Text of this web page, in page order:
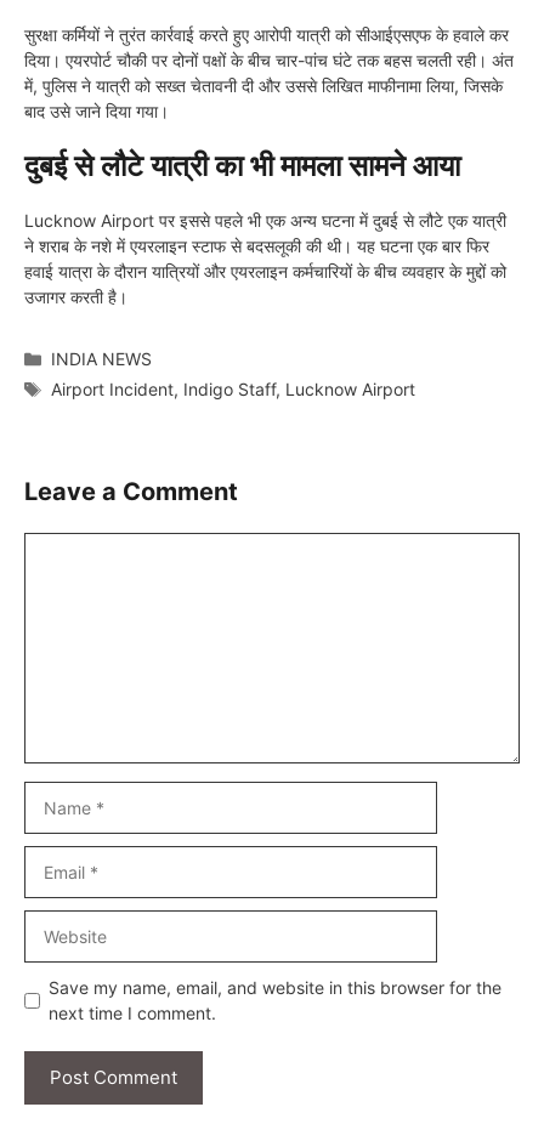
सुरक्षा कर्मियों ने तुरंत कार्रवाई करते हुए आरोपी यात्री को सीआईएसएफ के हवाले कर
दिया। एयरपोर्ट चौकी पर दोनों पक्षों के बीच चार-पांच घंटे तक बहस चलती रही। अंत
में, पुलिस ने यात्री को सख्त चेतावनी दी और उससे लिखित माफीनामा लिया, जिसके
बाद उसे जाने दिया गया।
दुबई से लौटे यात्री का भी मामला सामने आया
Lucknow Airport पर इससे पहले भी एक अन्य घटना में दुबई से लौटे एक यात्री
ने शराब के नशे में एयरलाइन स्टाफ से बदसलूकी की थी। यह घटना एक बार फिर
हवाई यात्रा के दौरान यात्रियों और एयरलाइन कर्मचारियों के बीच व्यवहार के मुद्दों को
उजागर करती है।
Categories
INDIA NEWS
Tags
Airport Incident, Indigo Staff, Lucknow Airport
Leave a Comment
Save my name, email, and website in this browser for the
next time I comment.